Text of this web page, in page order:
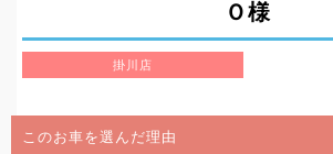
Ｏ様
掛川店
このお車を選んだ理由